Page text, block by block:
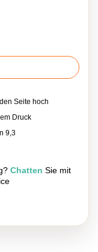
Seite hoch
Druck
9,3
Chatten Sie mit